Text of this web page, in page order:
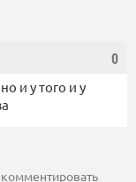
0
и у того и у